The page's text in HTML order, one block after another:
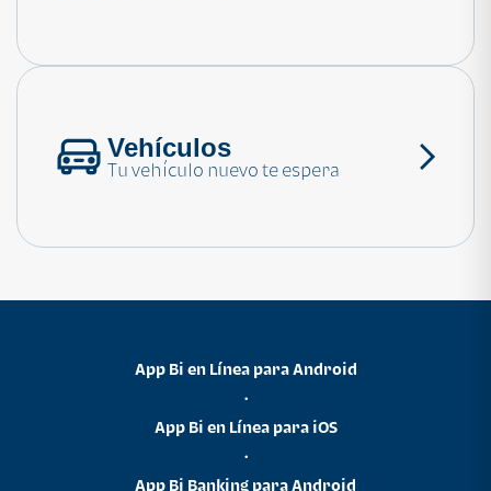
Vehículos
Tu vehículo nuevo te espera
App Bi en Línea para Android
•
App Bi en Línea para iOS
•
App Bi Banking para Android